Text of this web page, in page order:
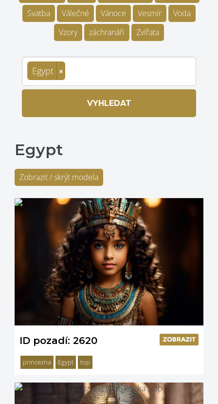
Svatba
Válečné Vánoce Vesmír
Voda
Vzory
záchranáři Zvířata
Egypt ×
VYHLEDAT
Egypt
Zobrazit / skrýt modela
ID pozadí: 2620
princezna Egypt top